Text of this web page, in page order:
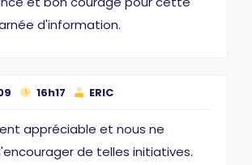
d'information.
16h17 ERIC
appréciable et nous ne
de telles initiatives.